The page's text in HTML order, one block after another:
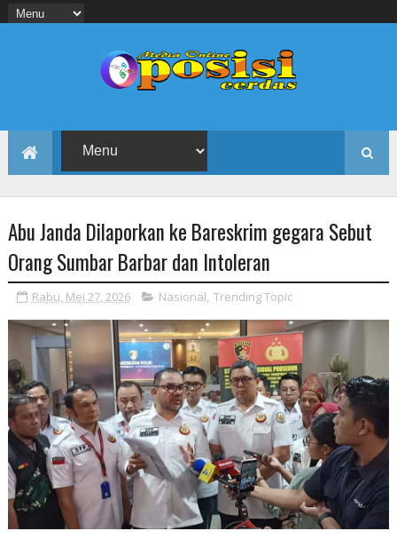
Abu Janda Dilaporkan ke Bareskrim gegara Sebut
Orang Sumbar Barbar dan Intoleran
Rabu, Mei 27, 2026 Nasional, Trending Topic